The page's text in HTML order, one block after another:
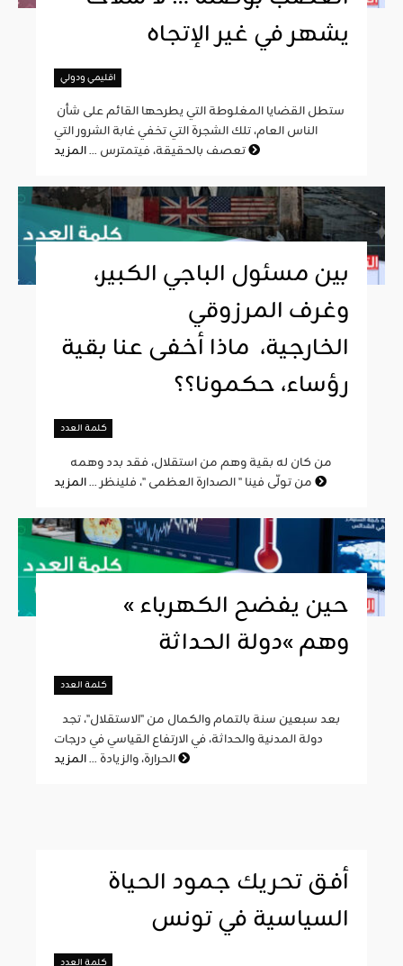
يشهر في غير الإتجاه
اقليمي ودولي
الناس العام، تلك الشجرة التي تخفي غابة الشرور التي
تعصف بالحقيقة، فيتمترس ...
بين مسئول الباجي الكبير،
وغرف المرزوقي
الخارجية، ماذا أخفى عنا بقية
رؤساء، حكمونا؟؟
كلمة العدد
من تولّى فينا " الصدارة العظمى "، فلينظر ...
« حين يفضح الكهرباء
وهم »دولة الحداثة
كلمة العدد
دولة المدنية والحداثة، في الارتفاع القياسي في درجات
الحرارة، والزيادة ...
أفق تحريك جمود الحياة
السياسية في تونس
كلمة العدد